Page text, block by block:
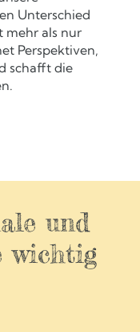
Unterschied
mehr als nur
Perspektiven,
schafft die
und
wichtig